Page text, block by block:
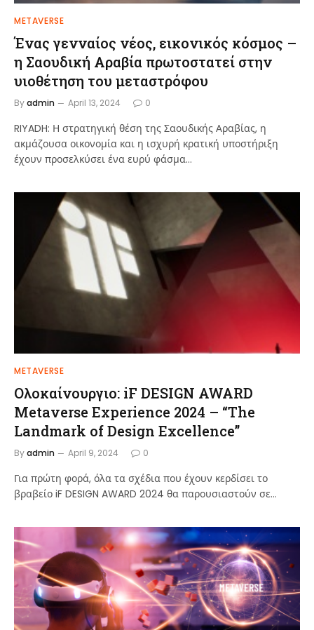
METAVERSE
Ένας γενναίος νέος, εικονικός κόσμος –
η Σαουδική Αραβία πρωτοστατεί στην
υιοθέτηση του μεταστρόφου
Byadmin April 13, 2024 0
RIYADH: Η στρατηγική θέση της Σαουδικής Αραβίας, η
ακμάζουσα οικονομία και η ισχυρή κρατική υποστήριξη
έχουν προσελκύσει ένα ευρύ φάσμα…
METAVERSE
Ολοκαίνουργιο: iF DESIGN AWARD
Metaverse Experience 2024 – “The
Landmark of Design Excellence”
Byadmin April 9, 2024 0
Για πρώτη φορά, όλα τα σχέδια που έχουν κερδίσει το
βραβείο iF DESIGN AWARD 2024 θα παρουσιαστούν σε…